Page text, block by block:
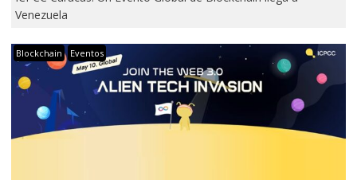
Venezuela
Blockchain Eventos